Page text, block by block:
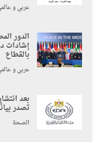
عربي و
الدور
إشادات
بالقطاع
عربي و
بعد
تصدر
الصحة